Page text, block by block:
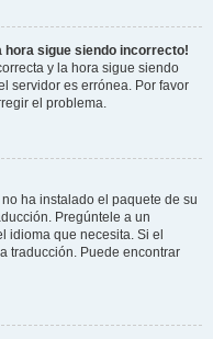
hora sigue siendo incorrecto!
y la hora sigue siendo
servidor es errónea. Por favor
el problema.
ha instalado el paquete de su
Pregúntele a un
idioma que necesita. Si el
traducción. Puede encontrar